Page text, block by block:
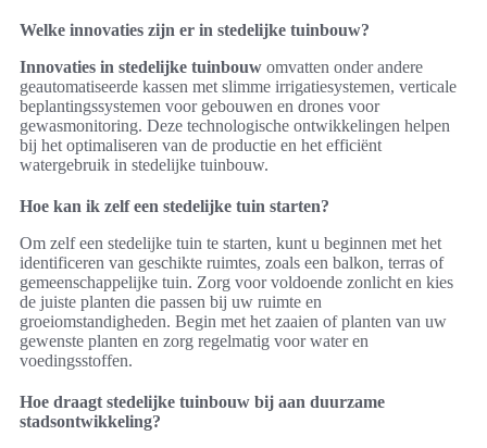
Welke innovaties zijn er in stedelijke tuinbouw?
Innovaties in stedelijke tuinbouw omvatten onder andere
geautomatiseerde kassen met slimme irrigatiesystemen, verticale
beplantingssystemen voor gebouwen en drones voor
gewasmonitoring. Deze technologische ontwikkelingen helpen
bij het optimaliseren van de productie en het efficiënt
watergebruik in stedelijke tuinbouw.
Hoe kan ik zelf een stedelijke tuin starten?
Om zelf een stedelijke tuin te starten, kunt u beginnen met het
identificeren van geschikte ruimtes, zoals een balkon, terras of
gemeenschappelijke tuin. Zorg voor voldoende zonlicht en kies
de juiste planten die passen bij uw ruimte en
groeiomstandigheden. Begin met het zaaien of planten van uw
gewenste planten en zorg regelmatig voor water en
voedingsstoffen.
Hoe draagt stedelijke tuinbouw bij aan duurzame
stadsontwikkeling?